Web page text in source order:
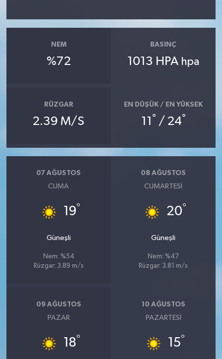
NEM
%72
BASINÇ
1013 HPA hpa
RÜZGAR
2.39 M/S
EN DÜŞÜK / EN YÜKSEK
11 ° / 24°
07 AĞUSTOS
CUMA
19°
Güneşli
Nem: %54
Rüzgar: 3.89 m/s
08 AĞUSTOS
CUMARTESI
20°
Güneşli
Nem: %47
Rüzgar: 3.81 m/s
09 AĞUSTOS
PAZAR
18°
10 AĞUSTOS
PAZARTESI
15°